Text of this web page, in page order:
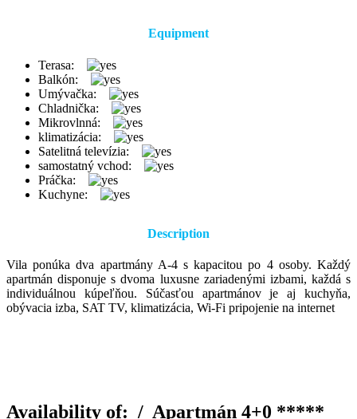
Equipment
Terasa:
Balkón:
Umývačka:
Chladnička:
Mikrovlnná:
klimatizácia:
Satelitná televízia:
samostatný vchod:
Práčka:
Kuchyne:
Description
Vila ponúka dva apartmány A-4 s kapacitou po 4 osoby. Každý
apartmán disponuje s dvoma luxusne zariadenými izbami, každá s
individuálnou kúpeľňou. Súčasťou apartmánov je aj kuchyňa,
obývacia izba, SAT TV, klimatizácia, Wi-Fi pripojenie na internet
Availability of: / Apartmán 4+0 *****